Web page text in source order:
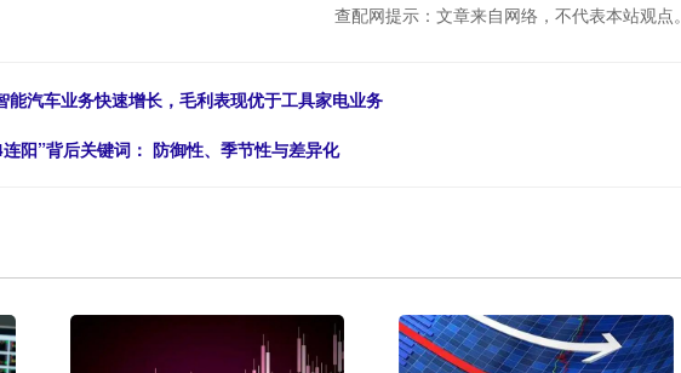
查配网提示：文章来自网络，不代表本站观点。
能汽车业务快速增长，毛利表现优于工具家电业务
阳”背后关键词： 防御性、季节性与差异化